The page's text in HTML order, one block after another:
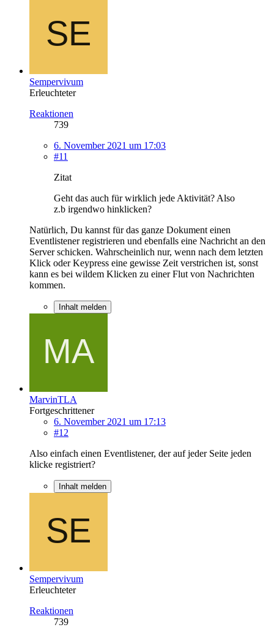
Sempervivum
Erleuchteter
Reaktionen
739
6. November 2021 um 17:03
#11
Zitat
Geht das auch für wirklich jede Aktivität? Also
z.b irgendwo hinklicken?
Natürlich, Du kannst für das ganze Dokument einen
Eventlistener registrieren und ebenfalls eine Nachricht an den
Server schicken. Wahrscheinlich nur, wenn nach dem letzten
Klick oder Keypress eine gewisse Zeit verstrichen ist, sonst
kann es bei wildem Klicken zu einer Flut von Nachrichten
kommen.
Inhalt melden
MarvinTLA
Fortgeschrittener
6. November 2021 um 17:13
#12
Also einfach einen Eventlistener, der auf jeder Seite jeden
klicke registriert?
Inhalt melden
Sempervivum
Erleuchteter
Reaktionen
739